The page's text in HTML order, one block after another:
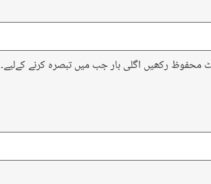
محفوظ رکھیں اگلی بار جب میں تبصرہ کرنے کےلیے۔